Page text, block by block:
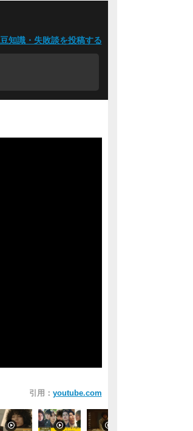
豆知識・失敗談を投稿する
引用： youtube.com